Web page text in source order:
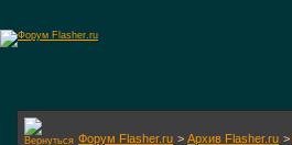
Форум Flasher.ru > Архив Flasher.ru >